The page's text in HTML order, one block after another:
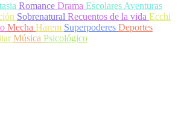
Romance Drama EscolaresAventuras
Sobrenatural Recuentos de la vida Ecchi
Mecha Harem Superpoderes Deportes
Música Psicológico